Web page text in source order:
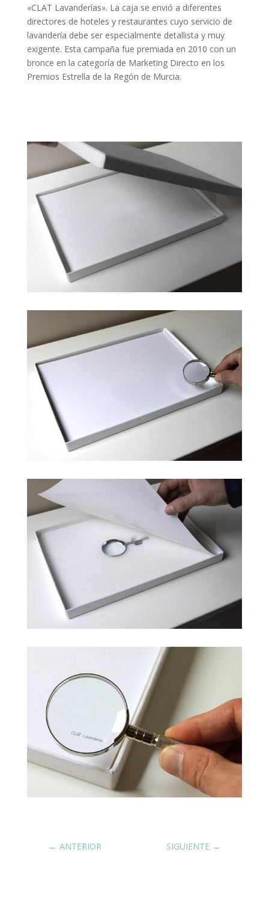
«CLAT Lavanderías». La caja se envió a diferentes
directores de hoteles y restaurantes cuyo servicio de
lavandería debe ser especialmente detallista y muy
exigente. Esta campaña fue premiada en 2010 con un
bronce en la categoría de Marketing Directo en los
Premios Estrella de la Regón de Murcia.
← ANTERIOR SIGUIENTE →